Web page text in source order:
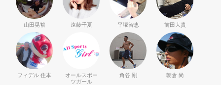
山田晃裕 遠藤千夏 平塚智恵 前田大貴
フィデル 住本
オールスポー
ツガール
角谷 剛 朝倉 尚